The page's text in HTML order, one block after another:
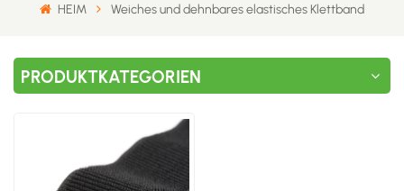
HEIM Weiches und dehnbares elastisches Klettband
PRODUKTKATEGORIEN